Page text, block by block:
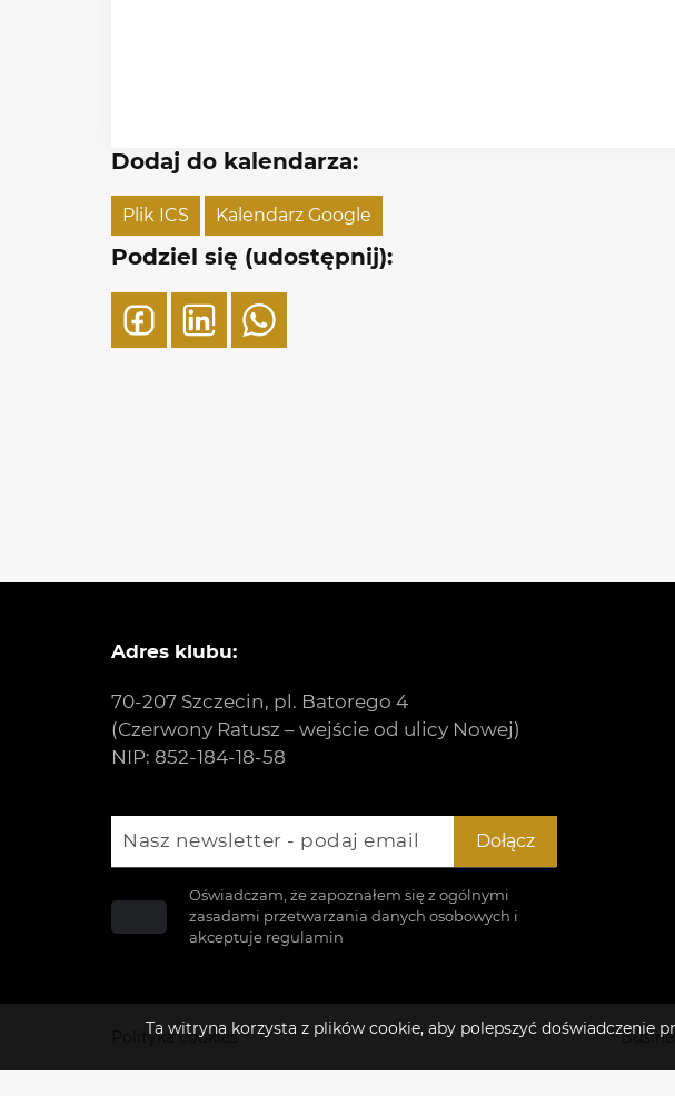
Dodaj do kalendarza:
Plik ICS Kalendarz Google
Podziel się (udostępnij):
Adres klubu:
70-207 Szczecin, pl. Batorego 4
(Czerwony Ratusz – wejście od ulicy Nowej)
NIP: 852-184-18-58
Nasz newsletter - podaj email
Oświadczam, że zapoznałem się z ogólnymi
zasadami przetwarzania danych osobowych i
akceptuje regulamin
Dołącz
Polityka cookies
Ta witryna korzysta z plików cookie, aby polepszyć doświadczenie